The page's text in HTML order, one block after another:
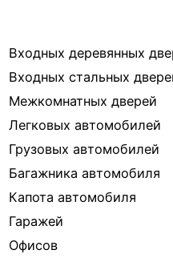
Входных деревянных
Входных стальных
Межкомнатных дверей
Легковых автомобилей
Грузовых автомобилей
Багажника автомобиля
Капота автомобиля
Гаражей
Офисов